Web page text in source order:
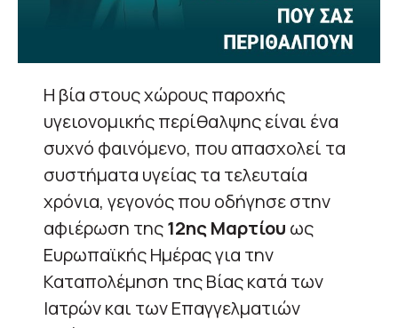
Η βία στους χώρους παροχής
υγειονομικής περίθαλψης είναι ένα
συχνό φαινόμενο, που απασχολεί τα
συστήματα υγείας τα τελευταία
χρόνια, γεγονός που οδήγησε στην
αφιέρωση της12ης Μαρτίου ως
Ευρωπαϊκής Ημέρας για την
Καταπολέμηση της Βίας κατά των
Ιατρών και των Επαγγελματιών